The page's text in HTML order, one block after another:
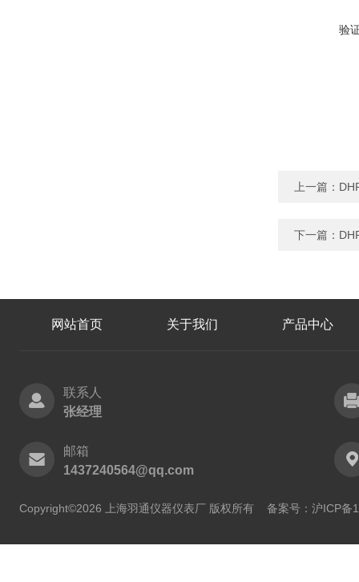
验
上一篇：
下一篇：
网站首页 关于我们 产品中心
联系人
张经理
邮箱
1437240564@qq.com
Copyright©2026 上海羽通仪器仪表厂 版权所有 备案号：沪ICP备